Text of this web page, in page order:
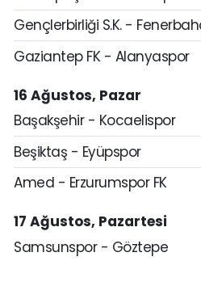
Gençlerbirliği S.K. -
Gaziantep FK - Alanyaspor
16 Ağustos, Pazar
Başakşehir - Kocaelispor
Beşiktaş - Eyüpspor
Amed - Erzurumspor FK
17 Ağustos, Pazartesi
Samsunspor - Göztepe